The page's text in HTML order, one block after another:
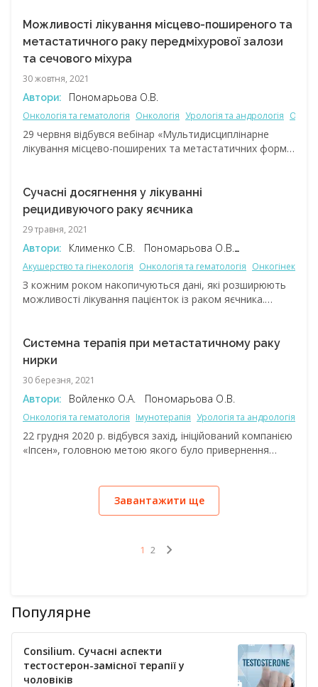
виникають у шлунково-кишковому тракті (ШКТ)
і підшлунковій залозі, їх називають
гастроентеропанкреатичними НЕП. Серед усіх
злоякісних новоутворень НЕП становлять лише 0,5%
(B. Oronsky et al., 2017). На відміну від інших типів раку,
НЕП характеризуються сприятливим прогнозом, однак
необхідно своєчасно виявити хворобу, встановити
стадію та призначити лікування відповідно
до характеристик пухлини.
Можливості лікування місцево-поширеного та
метастатичного раку передміхурової залози
та сечового міхура
30 жовтня, 2021
Автори: Пономарьова О.В.
Онкологія та гематологія Онкологія Урологія та андрологія
29 червня відбувся вебінар «Мультидисциплінарне
лікування місцево-поширених та метастатичних форм
діагностику та вибір тактики лікування пацієнтів
із поширеним раком сечового міхура (РСМ),
можливості системної терапії поширених
та метастатичних форм РСМ та участі таких пацієнтів
у клінічних дослідженнях, а також розглянули клінічні
випадки.
Сучасні досягнення у лікуванні
рецидивуючого раку яєчника
29 травня, 2021
Автори: Клименко С.В.
Пономарьова О.В.
Шпарик Я.В.
Акушерство та гінекологія Онкологія та гематологія
З кожним роком накопичуються дані, які розширюють
можливості лікування пацієнток із раком яєчника.
та підходами щодо ведення хворих із цією патологією.
Системна терапія при метастатичному раку
нирки
30 березня, 2021
Автори: Войленко О.А. Пономарьова О.В.
Онкологія та гематологія Імунотерапія Урологія та андрологія
22 грудня 2020 р. відбувся захід, ініційований компанією
«Іпсен», головною метою якого було привернення
Завантажити ще
1 2
Популярне
Consilium. Сучасні аспекти
тестостерон-замісної терапії у
чоловіків